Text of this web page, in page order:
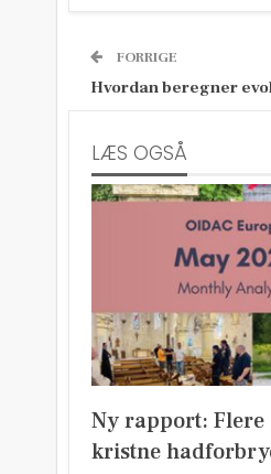
FORRIGE
Hvordan beregner
LÆS OGSÅ
Ny rapport: Flere
kristne